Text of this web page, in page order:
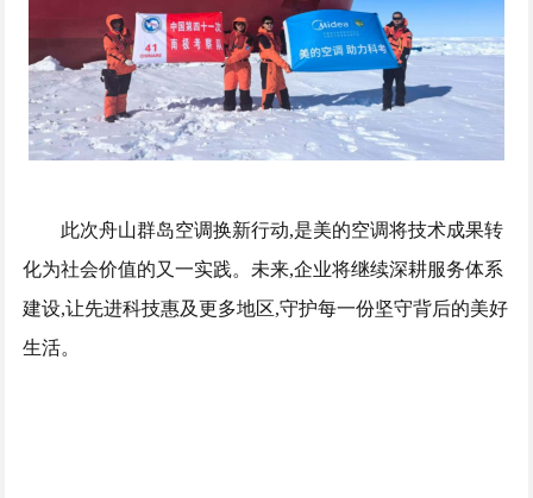
此次舟山群岛空调换新行动,是美的空调将技术成果转
化为社会价值的又一实践。未来,企业将继续深耕服务体系
建设,让先进科技惠及更多地区,守护每一份坚守背后的美好
生活。